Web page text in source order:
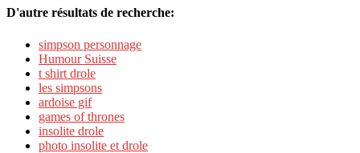
D'autre résultats de recherche:
simpson personnage
Humour Suisse
t shirt drole
les simpsons
ardoise gif
games of thrones
insolite drole
photo insolite et drole